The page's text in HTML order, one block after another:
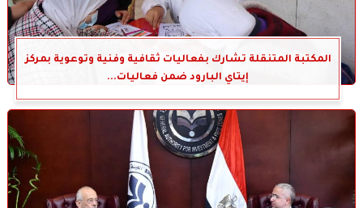
المكتبة المتنقلة تشارك بفعاليات ثقافية وفنية وتوعوية بمركز
إيتاي البارود ضمن فعاليات...